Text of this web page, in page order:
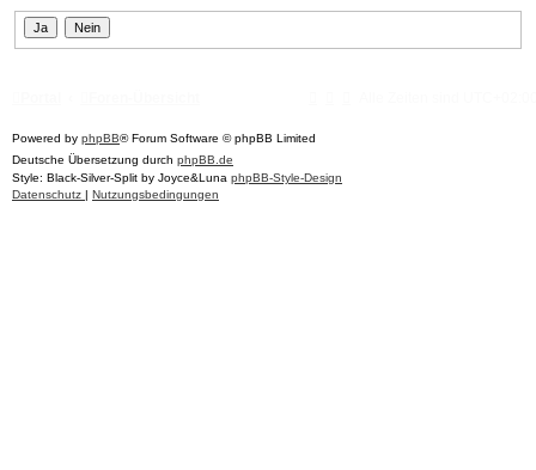
Powered by phpBB® Forum Software © phpBB Limited
Deutsche Übersetzung durch phpBB.de
Style: Black-Silver-Split by Joyce&Luna phpBB-Style-Design
Datenschutz | Nutzungsbedingungen